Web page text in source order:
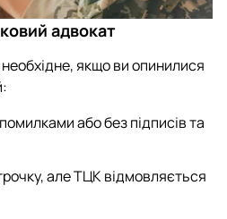
адвокат
якщо ви опинилися
або без підписів та
але ТЦК відмовляється